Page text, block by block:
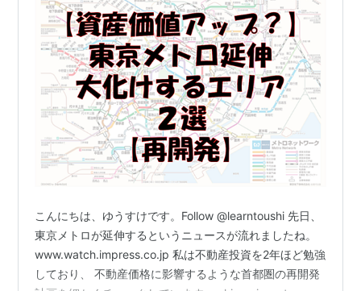
こんにちは、ゆうすけです。Follow @learntoushi 先日、
東京メトロが延伸するというニュースが流れましたね。
www.watch.impress.co.jp 私は不動産投資を2年ほど勉強
しており、 不動産価格に影響するような首都圏の再開発